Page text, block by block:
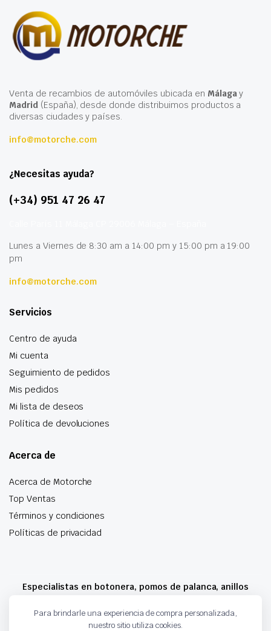
Venta de recambios de automóviles ubicada en Málagay
Madrid(España), desde donde distribuimos productos a
diversas ciudades y países.
info@motorche.com
¿Necesitas ayuda?
(+34) 951 47 26 47
Lunes a Viernes de 8:30 am a 14:00 pm y 15:00 pm a 19:00
pm
info@motorche.com
Servicios
Centro de ayuda
Mi cuenta
Seguimiento de pedidos
Mis pedidos
Mi lista de deseos
Política de devoluciones
Acerca de
Acerca de Motorche
Top Ventas
Términos y condiciones
Políticas de privacidad
Especialistas en botonera, pomos de palanca, anillos
Para brindarle una experiencia de compra personalizada,
nuestro sitio utiliza cookies.